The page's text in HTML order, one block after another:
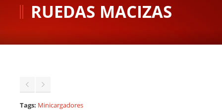
RUEDAS MACIZAS
Tags: Minicargadores